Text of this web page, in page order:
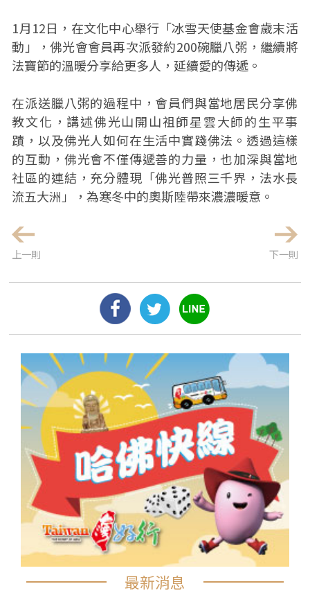
1月12日，在文化中心舉行「冰雪天使基金會歲末活
動」，佛光會會員再次派發約200碗臘八粥，繼續將
法寶節的溫暖分享給更多人，延續愛的傳遞。
在派送臘八粥的過程中，會員們與當地居民分享佛
教文化，講述佛光山開山祖師星雲大師的生平事
蹟，以及佛光人如何在生活中實踐佛法。透過這樣
的互動，佛光會不僅傳遞善的力量，也加深與當地
社區的連結，充分體現「佛光普照三千界，法水長
流五大洲」，為寒冬中的奧斯陸帶來濃濃暖意。
上一則 下一則
最新消息